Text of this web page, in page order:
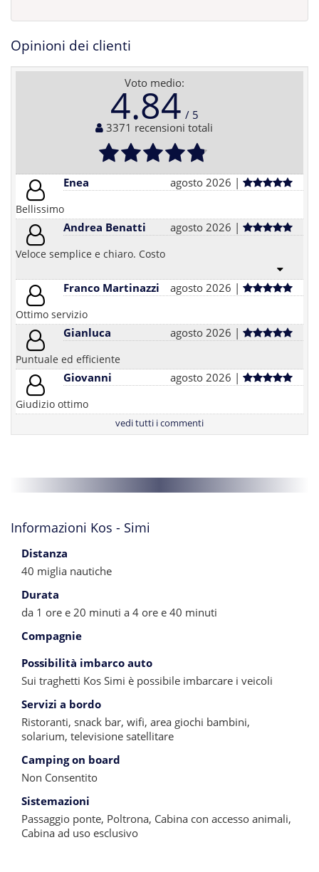
Opinioni dei clienti
Voto medio:
4.84
3371 recensioni totali
Enea agosto 2026 |
Bellissimo
Andrea Benatti agosto 2026 |
Veloce semplice e chiaro. Costo
Franco Martinazzi agosto 2026 |
Ottimo servizio
Gianluca agosto 2026 |
Puntuale ed efficiente
Giovanni agosto 2026 |
Giudizio ottimo
vedi tutti i commenti
Informazioni Kos - Simi
Distanza
40 miglia nautiche
Durata
da 1 ore e 20 minuti a 4 ore e 40 minuti
Compagnie
Possibilità imbarco auto
Sui traghetti Kos Simi è possibile imbarcare i veicoli
Servizi a bordo
Ristoranti, snack bar, wifi, area giochi bambini,
solarium, televisione satellitare
Camping on board
Non Consentito
Sistemazioni
Passaggio ponte, Poltrona, Cabina con accesso animali,
Cabina ad uso esclusivo